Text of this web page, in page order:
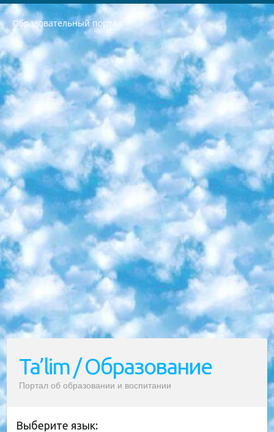
Образовательный портал
РЕСПУБЛИКА УЗБЕКИСТАН МИНИСТРЕРСТВО ДОШКОЛЬНОГО И ШКОЛЬНОГО ОБРАЗОВАНИЯ КОМАНДА в общеобразовательных учреждениях в 2023-2024 учебном году организация и проведение итоговой государственной аттестации обучающихся о Министра дошкольного и школьного образования Республики Узбекистан от 4 марта 2008 года (постановлением Минюста от 20 марта 2008 года № 1778 государственной регистрации) «Итоговое состояние учащихся общего среднего образования на основании положения об утверждении положения об аттестации общего среднего образования выпускной экзамен студентов в образовательных учреждениях в 2023-2024 учебном году В целях организации и прохождения аттестации приказываю: 1. Следующее: перечень предметов, по которым будет проводиться итоговая государственная аттестация и экзамен формы перевода согласно приложению 1; сертификаты международного образца, оценивающие уровень владения иностранными языками перечень согласно приложению 2; 2. Педагогический при специализированных образовательных учреждениях. научно-практический центр квалификации и международной оценки (Д.Давидова) 2024 г. До 25 марта: задания по предметам, по которым будет проводиться итоговая аттестация разработка и утверждение технических условий; итоговая аттестация на основании разработанного предметного задания разработка вопросов по предметам (устно и письменно), экзамен передача; общеобразовательные средние школы и специальные учебные заведения учащиеся выпускных классов школ и интернатов в агентской системе подготовка базы данных экзаменационных материалов и критериев оценки; перевод базы экзаменационных материалов на все языки обучения подать в Республиканский образовательный центр для изготовления; варианты экзаменов на основе разработанных контрольных материалов пусть будут поставлены задачи формирования. 3. Республиканский образовательный центр (Ш.Худайкулов) до 5 апреля 2024 года. до: база данных предоставленных экзаменационных материалов на все языки обучения перевод и экспертиза; для слепых, слабовидящих, глухих, слабослышащих и умственно отсталых детей учащиеся выпускных классов специализированных школ и школ-интернатов база данных экзаменационных материалов на всех преподаваемых языках подготовка критериев оценки; специализированные школы для умственно отсталых детей и технологии для учащихся выпускных классов школ-интернатов разработка соответствующих рекомендаций и критериев проведения ЕГЭ по естествознанию давать задания. 4. Педагогический при специализированных образовательных учреждениях. Научно-практический центр навыков и международной оценки (Д.Давидова), Республика образовательный центр (Худайкулов Ш.) итоговый государственный аттестационный экзамен ориентирован на творческое и логическое мышление при подготовке базы материалов учитывать введение заданий. 5. Следует отметить, что: сертификат государственного образца о знании общеобразовательного предмета и как минимум национальный уровень B1 по предметам на иностранных языках, указанным в Приложении 2. или международно признанный сертификат эквивалентного уровня студенты, изучающие определенный предмет, освобождаются от экзамена; по соответствующим предметам запланирована итоговая государственная аттестация за день до дня, путем жеребьевки Рабочей группой (в письменной форме по предметам, проводимым в форме) из числа сформированных вариантов выбрано 2 варианта; 2 выбранных варианта экзамена анонсированы на официальном сайте министерства и все выпускники по всей стране на основе этих вариантов проводит итоговую государственную аттестацию. 6. Государственное образование учащихся средних общеобразовательных учреждений. знания в соответствии с квалификационными требованиями, которые необходимо приобрести на основании стандартов итоговый (выпускной) контроль для 9 и 11 классов в целях тестирования Экзамены (далее – экзамены) состоят из предметов, перечисленных в приложении 1. будет сделано. 7. Экзамены пройдут с 26 мая по 15 июня 2024 г. (кроме науки физического воспитания). 8. Физическая для учащихся 9 классов общесредних образовательных учреждений. Экзамены по предмету «Образование, квалификация медицина» 1-6 мая 2024 года. сотрудники перевести под присмотр (с отклонениями в физическом или умственном развитии) специализированная школа для детей, школы-интернаты и со сколиозом школы-интернаты санаторного типа для больных детей исключены). 9. Он был слепым, слабовидящим и имел нарушения опорно-двигательного аппарата. экзамены в специализированных школах и интернатах для детей должны проводиться исходя из требований, предъявляемых к общеобразовательным учреждениям (физкультура кроме науки). 10. Специализированная школа для глухих и слабослышащих детей. и экзамены в интернатах и быть реализован в виде письменного теста по математике. 11. Специальность для умственно отсталых детей. Для 9 класса Родной язык и литературное письмо Государственный язык (язык обучения – узбекский). для неклассов) написано Математическое письмо Письменная/устная история Узбекистана Физическое воспитание практично Итоговый контроль Для 11 класса Написание родного языка и литературы (эссе) Математическое письмо Узбекский язык (обучение на узбекском языке) не посещающее общее среднее образование для учреждений)/Образовательное учреждение выбор письменный и устный Иностранный язык письменный/устный Письменная/устная история Узбекистана *По выбору студента:  Химия  Физика  Основы государственного права  География 10 бесплатных образовательных ресурсов - Мы составили подборку онлайн-проектов с интерактивными упражнениями, видеолекциями и статьями. Они помогут вам обрести новые и освежить старые знания бесплатно. 1. «ИНТУИТ» Старейшая образовательная площадка Рунета. Здесь вы найдёте сотни текстовых и видеокурсов на десятки различных тем — от программирования до психологии. Многие курсы подготовлены российскими университетами и крупными международными компаниями вроде Intel и Microsoft. Самостоятельное обучение бесплатное, но желающие могут оплатить услуги персональных наставников. 2. «Смартия» знакомит с актуальными профессиями и подсказывает, как им обучаться. Выбрав заинтересовавшую вас специальность — SMM-специалист, фотограф, веб-дизайнер или другую, — увидите список необходимых для неё умений. Чтобы вы могли освоить их самостоятельно, для каждого умения площадка отображает подборку ссылок на учебные материалы. Хотя «Смартия» ориентируется на русскоязычную аудиторию, часть контента всё же доступна только на английском. 3. «Лекторий Физтеха» Проект Московского физико-технического института (Физтеха). С его помощью вы можете смотреть онлайн серии лекций, записанные на видео в этом вузе. В числе доступных предметов — физика, биология, химия, информационные технологии и другие. К некоторым лекциям администрация ресурса прилагает готовые конспекты, которые можно скачивать в PDF-формате. 4. ITMOcourses Онлайн-площадка Санкт-Петербургского национального исследовательского университета информационных технологий, механики и оптики (ИТМО). Ресурс предоставляет свободный доступ к курсам, разработанным в этом вузе. Каталог материалов разбит на четыре категории: «Оптические системы и технологии», «Приборостроение и робототехника», «Информационные технологии» и «Биотехнологии». Курсы состоят из видеолекций, интерактивных демонстраций и заданий. 5. «КиберЛенинка» Электронная научная библиотека открытого доступа. Каталог площадки регулярно обрастает текстами статей из различных научных изданий. Сгруппированные по журналам и рубрикам публикации можно читать онлайн или скачивать целиком в PDF-формате. Проект нацелен на популяризацию науки за счёт открытого доступа к качественной информации. 6. «ПостНаука» На этом ресурсе публикуют подборки видеолекций, составленные экспертами из разных отраслей и объединённые общими темами. Среди них, к примеру, есть серии «Биоинформатика и геномика», «Культура средневековой Скандинавии» и Cinema Studies о теории кино. Каждая подборка лекций — логически связанная история, рассказанная экспертом от первого лица. Кроме того, на сайте появляются научно-образовательные статьи и тесты на разные темы. 7. «Newочём» Команда проекта «Newочём» отбирает самые интересные тексты из англоязычных СМИ и переводит те из них, за которые голосуют участники сообщества «ВКонтакте». По большей части это научно-популярные статьи. Редакторы придумывают лишь заголовки, в остальном содержание переводов соответствует оригиналам. Полные тексты можно читать прямо в социальной сети. 8. InternetUrok Онлайн-база материалов по основным дисциплинам школьной программы. Информация на сайте структурирована по классам, предметам и темам (урокам). Каждый урок состоит из видеолекций и конспектов. Есть также интерактивные тренажёры и тесты для закрепления пройденного материала. Даже если вы давно окончили школу, возможность повторить программу старших классов всегда может пригодиться. 9. Edutainme Ещё один ресурс об образовании. В отличие от Newtonew, как мне кажется, Edutainme больше ориентируется на представителей индустрии: педагогов, предпринимателей, разработчиков образовательных проектов. Но и любой, кто просто стремится к саморазвитию, найдёт на сайте много полезного и интересного для себя. Например, информацию о новых курсах и образовательных сервисах. 10. Newtonew Онлайн-медиа об образовании и обучении в широком смысле. Авторы Newtonew пишут об инструментах, заведениях, тактиках и стратегиях, которые помогают учить других и получать новые знания самостоятельно. На этой площадке вы найдёте новости, обзоры, аналитические мат
Ta’lim / Образование
Портал об образовании и воспитании
Выберите язык: